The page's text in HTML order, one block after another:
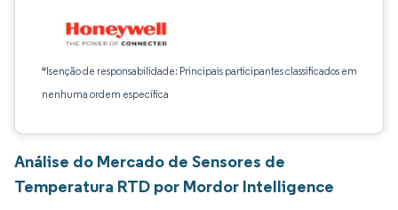
*Isenção de responsabilidade: Principais participantes classificados em
nenhuma ordem específica
Análise do Mercado de Sensores de
Temperatura RTD por Mordor Intelligence